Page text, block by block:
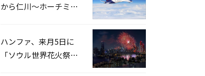
から仁川〜ホーチミン
ハンファ、来月5日に
「ソウル世界花火祭り